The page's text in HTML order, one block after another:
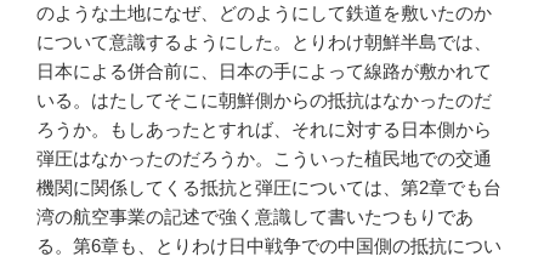
のような土地になぜ、どのようにして鉄道を敷いたのか
について意識するようにした。とりわけ朝鮮半島では、
日本による併合前に、日本の手によって線路が敷かれて
いる。はたしてそこに朝鮮側からの抵抗はなかったのだ
ろうか。もしあったとすれば、それに対する日本側から
弾圧はなかったのだろうか。こういった植民地での交通
機関に関係してくる抵抗と弾圧については、第2章でも台
湾の航空事業の記述で強く意識して書いたつもりであ
る。第6章も、とりわけ日中戦争での中国側の抵抗につい